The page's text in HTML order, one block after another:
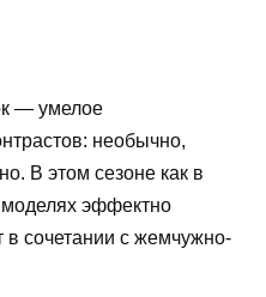
— умелое
необычно,
В этом сезоне как в
моделях эффектно
в сочетании с жемчужно-